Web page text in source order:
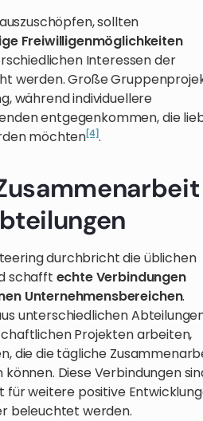
sollten
Freiwilligenmöglichkeiten
Interessen der
werden. Große
während individuellere
entgegenkommen, die
möchten[4].
durchbricht die üblichen
schafft echte Verbindungen
Unternehmensbereichen.
unterschiedlichen
Projekten arbeiten,
die die tägliche
Diese Verbindungen
für weitere positive
beleuchtet werden.